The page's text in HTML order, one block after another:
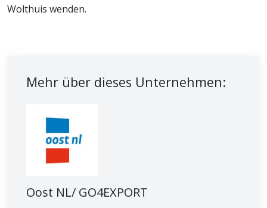
Wolthuis wenden.
Mehr über dieses Unternehmen:
Oost NL/ GO4EXPORT